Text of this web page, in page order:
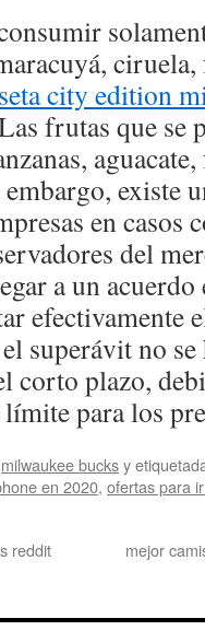
city edition
frutas que se
existe
en casos
del
a un
efectivamente
superávit no
corto plazo,
para los
milwaukee bucksy
en 2020, ofertas para
reddit mejor